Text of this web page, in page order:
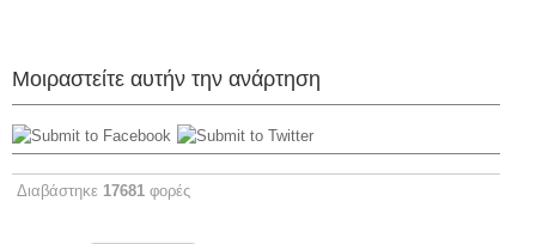
Μοιραστείτε αυτήν την ανάρτηση
Διαβάστηκε 17681 φορές